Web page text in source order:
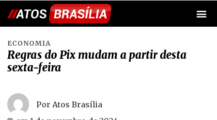
ECONOMIA
Regras do Pix mudam a partir desta
sexta-feira
Por Atos Brasília